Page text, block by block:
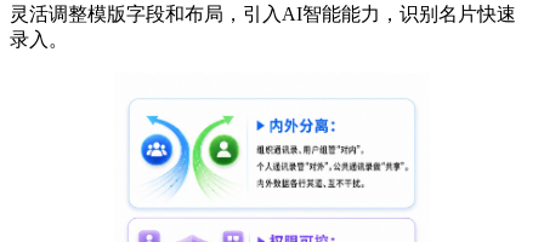
灵活调整模版字段和布局，引入AI智能能力，识别名片快速
录入。